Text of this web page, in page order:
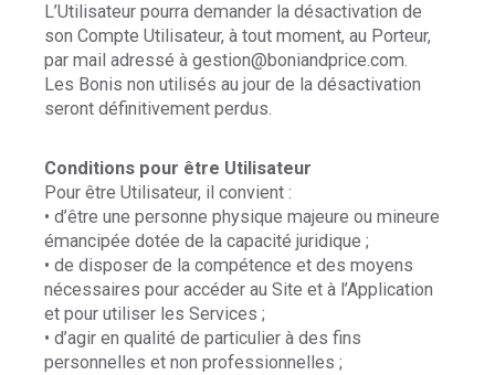
L’Utilisateur pourra demander la désactivation de
son Compte Utilisateur, à tout moment, au Porteur,
par mail adressé à gestion@boniandprice.com.
Les Bonis non utilisés au jour de la désactivation
seront définitivement perdus.
Conditions pour être Utilisateur
Pour être Utilisateur, il convient :
• d’être une personne physique majeure ou mineure
émancipée dotée de la capacité juridique ;
• de disposer de la compétence et des moyens
nécessaires pour accéder au Site et à l’Application
et pour utiliser les Services ;
• d’agir en qualité de particulier à des fins
personnelles et non professionnelles ;